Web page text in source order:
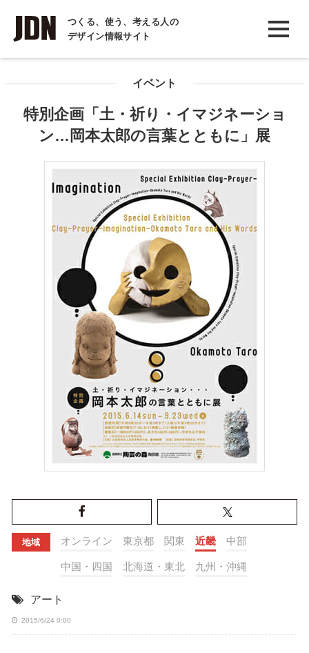
つくる、使う、考える人の
デザイン情報サイト
INTERVIEW
インタビュー
COLUMN
イベント
特別企画「土・祈り・イマジネーショ
ン…岡本太郎の言葉とともに」展
地域 オンライン 東京都 関東 近畿 中部
中国・四国 北海道・東北 九州・沖縄
アート
2015/6/24 0:00